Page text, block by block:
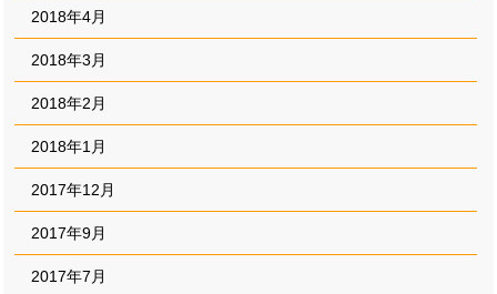
2018年4月
2018年3月
2018年2月
2018年1月
2017年12月
2017年9月
2017年7月